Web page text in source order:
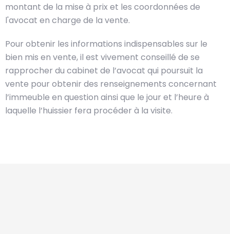
montant de la mise à prix et les coordonnées de
l'avocat en charge de la vente.
Pour obtenir les informations indispensables sur le
bien mis en vente, il est vivement conseillé de se
rapprocher du cabinet de l’avocat qui poursuit la
vente pour obtenir des renseignements concernant
l’immeuble en question ainsi que le jour et l’heure à
laquelle l’huissier fera procéder à la visite.